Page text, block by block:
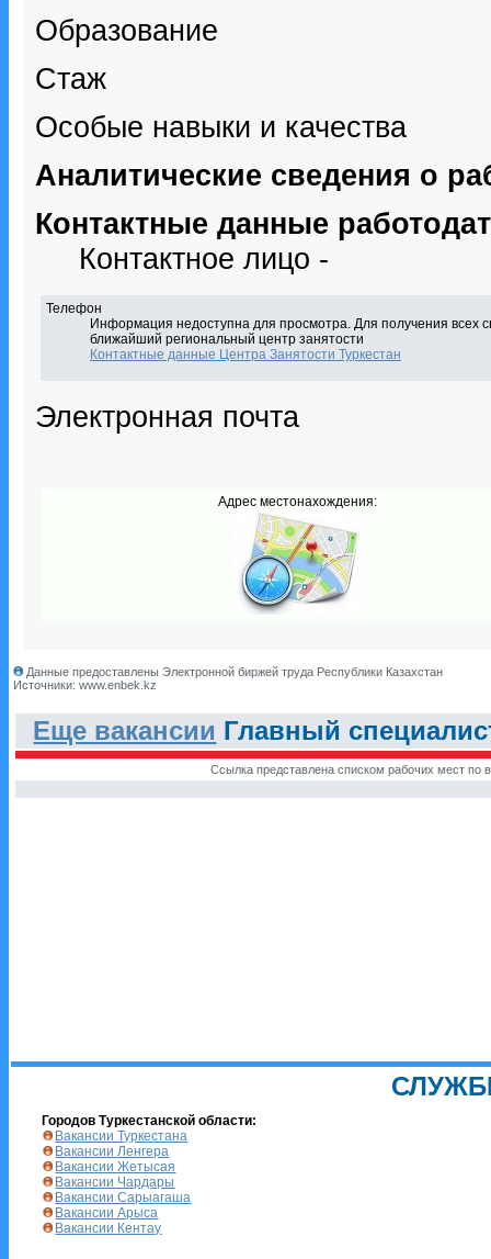
Образование
Стаж
Особые навыки и качества
Аналитические сведения о
Контактные данные
Контактное лицо -
Телефон
Информация недоступна для просмотра. Для получения всех
ближайший региональный центр занятости
Контактные данные Центра Занятости Туркестан
Электронная почта
Адрес местонахождения:
Данные предоставлены Электронной биржей труда Республики Казахстан
Источники: www.enbek.kz
Еще вакансии Главный
Ссылка представлена списком рабочих мест по
Городов Туркестанской области:
Вакансии Туркестана
Вакансии Ленгера
Вакансии Жетысая
Вакансии Чардары
Вакансии Сарыагаша
Вакансии Арыса
Вакансии Кентау